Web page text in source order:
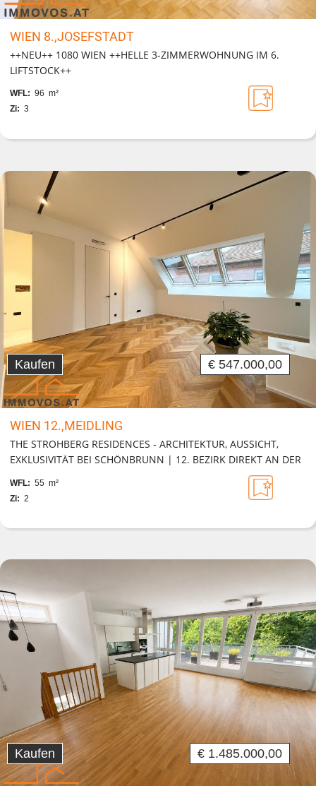
WIEN 8.,JOSEFSTADT
++NEU++ 1080 WIEN ++HELLE 3-ZIMMERWOHNUNG IM 6.
LIFTSTOCK++
WFL: 96 m²
Zi: 3
Kaufen € 547.000,00
WIEN 12.,MEIDLING
THE STROHBERG RESIDENCES - ARCHITEKTUR, AUSSICHT,
EXKLUSIVITÄT BEI SCHÖNBRUNN | 12. BEZIRK DIREKT AN DER
WFL: 55 m²
Zi: 2
Kaufen € 1.485.000,00